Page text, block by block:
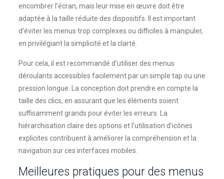
encombrer l’écran, mais leur mise en œuvre doit être
adaptée à la taille réduite des dispositifs. Il est important
d’éviter les menus trop complexes ou difficiles à manipuler,
en privilégiant la simplicité et la clarté.
Pour cela, il est recommandé d’utiliser des menus
déroulants accessibles facilement par un simple tap ou une
pression longue. La conception doit prendre en compte la
taille des clics, en assurant que les éléments soient
suffisamment grands pour éviter les erreurs. La
hiérarchisation claire des options et l’utilisation d’icônes
explicites contribuent à améliorer la compréhension et la
navigation sur ces interfaces mobiles.
Meilleures pratiques pour des menus